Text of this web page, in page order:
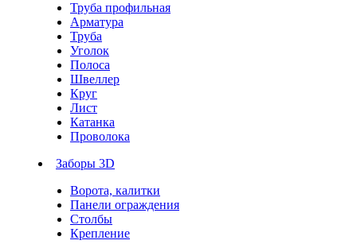
Труба профильная
Арматура
Труба
Уголок
Полоса
Швеллер
Круг
Лист
Катанка
Проволока
Заборы 3D
Ворота, калитки
Панели ограждения
Столбы
Крепление